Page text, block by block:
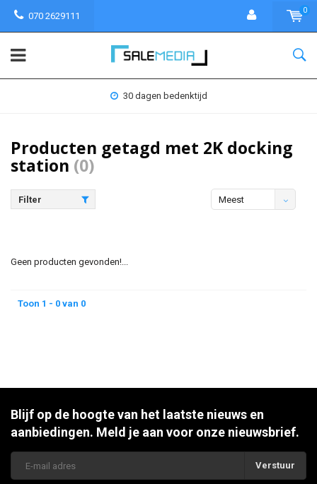
070 2629111
0
30 dagen bedenktijd
Producten getagd met 2K docking
station (0)
Filter
Meest
Geen producten gevonden!...
Toon 1 - 0 van 0
Blijf op de hoogte van het laatste nieuws en
aanbiedingen. Meld je aan voor onze nieuwsbrief.
Verstuur